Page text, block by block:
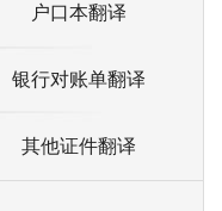
户口本翻译
银行对账单翻译
其他证件翻译